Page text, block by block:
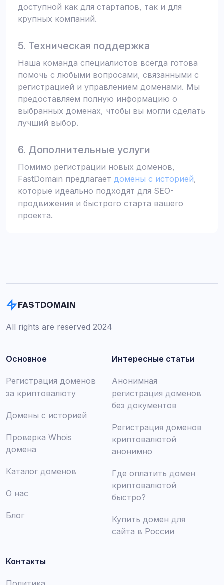
доступной как для стартапов, так и для
крупных компаний.
5. Техническая поддержка
Наша команда специалистов всегда готова
помочь с любыми вопросами, связанными с
регистрацией и управлением доменами. Мы
предоставляем полную информацию о
выбранных доменах, чтобы вы могли сделать
лучший выбор.
6. Дополнительные услуги
Помимо регистрации новых доменов,
FastDomain предлагает домены с историей,
которые идеально подходят для SEO-
продвижения и быстрого старта вашего
проекта.
FASTDOMAIN
All rights are reserved 2024
Основное
Регистрация доменов
за криптовалюту
Домены с историей
Проверка Whois
домена
Каталог доменов
О нас
Блог
Интересные статьи
Анонимная
регистрация доменов
без документов
Регистрация доменов
криптовалютой
анонимно
Где оплатить домен
криптовалютой
быстро?
Купить домен для
сайта в России
Контакты